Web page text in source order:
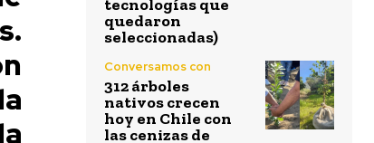
tecnologías que
quedaron
seleccionadas)
Conversamos con
312 árboles
nativos crecen
hoy en Chile con
las cenizas de